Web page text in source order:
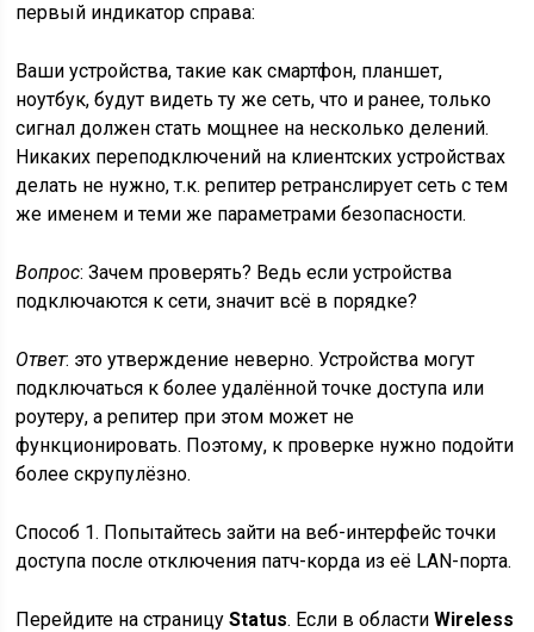
первый индикатор справа:
Ваши устройства, такие как смартфон, планшет,
ноутбук, будут видеть ту же сеть, что и ранее, только
сигнал должен стать мощнее на несколько делений.
Никаких переподключений на клиентских устройствах
делать не нужно, т.к. репитер ретранслирует сеть с тем
же именем и теми же параметрами безопасности.
Вопрос: Зачем проверять? Ведь если устройства
подключаются к сети, значит всё в порядке?
Ответ: это утверждение неверно. Устройства могут
подключаться к более удалённой точке доступа или
роутеру, а репитер при этом может не
функционировать. Поэтому, к проверке нужно подойти
более скрупулёзно.
Способ 1. Попытайтесь зайти на веб-интерфейс точки
доступа после отключения патч-корда из её LAN-порта.
Перейдите на страницуStatus. Если в областиWireless